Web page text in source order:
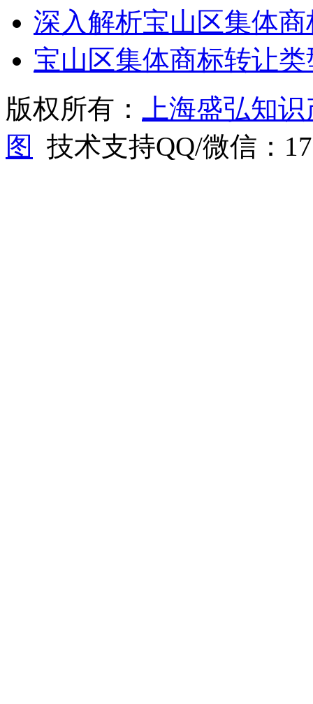
深入解析宝山区集体
宝山区集体商标转让
版权所有：
上海盛弘知
图
技术支持QQ/微信：